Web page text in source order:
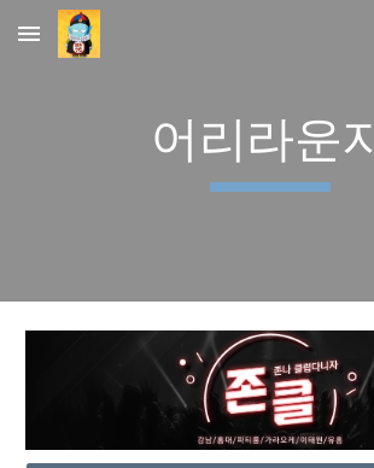
Skip to main content
어리라운지